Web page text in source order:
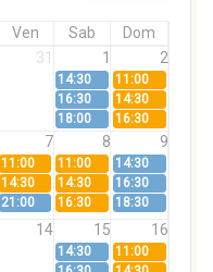
Ven Sab
Dom
31 1 2
14:30
11:00
16:30
14:30
18:00
16:30
7 8 9
11:00 11:00
14:30
14:30 14:30
16:30
21:00 16:30 18:30
14 15 16
14:30
11:00